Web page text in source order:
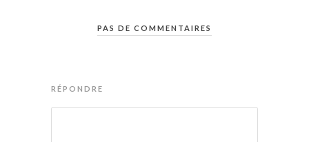
PAS DE COMMENTAIRES
RÉPONDRE